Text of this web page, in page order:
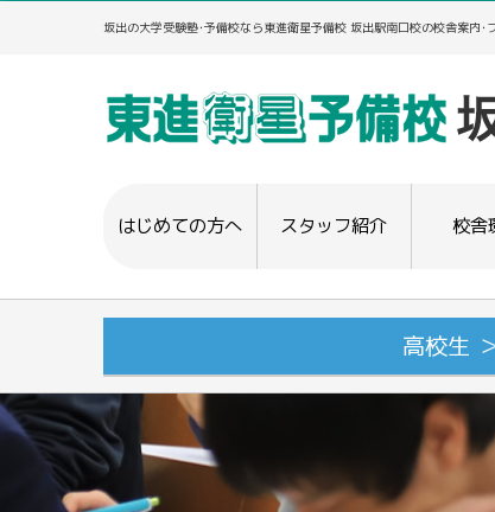
坂出の大学受験塾･予備校なら東進衛星予備校 坂出駅南口校の校舎案内
はじめての方へ スタッフ紹介 校舎
高校生 ＞